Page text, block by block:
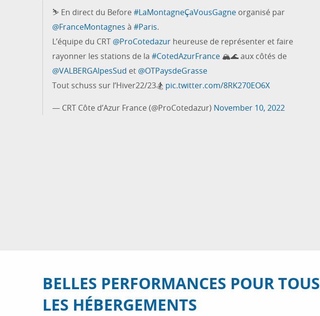
⛷️ En direct du Before #LaMontagneÇaVousGagne organisé par
@FranceMontagnes à #Paris.
L’équipe du CRT @ProCotedazur heureuse de représenter et faire
rayonner les stations de la #CotedAzurFrance 🏔️🌊 aux côtés de
@VALBERGAlpesSud et @OTPaysdeGrasse
Tout schuss sur l’Hiver22/23🏂 pic.twitter.com/8RK270EO6X
— CRT Côte d’Azur France (@ProCotedazur) November 10, 2022
BELLES PERFORMANCES POUR TOUS
LES HÉBERGEMENTS